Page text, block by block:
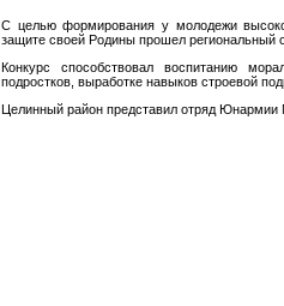
⁣С целью формирования у молодежи
защите своей Родины прошел региональный
⁣Конкурс способствовал воспитанию
подростков, выработке навыков строевой
⁣Целинный район представил отряд